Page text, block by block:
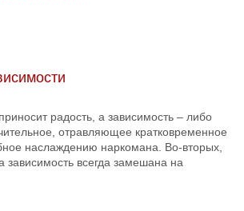
радость, а зависимость – либо
отравляющее кратковременное
наслаждению наркомана. Во-вторых,
зависимость всегда замешана на